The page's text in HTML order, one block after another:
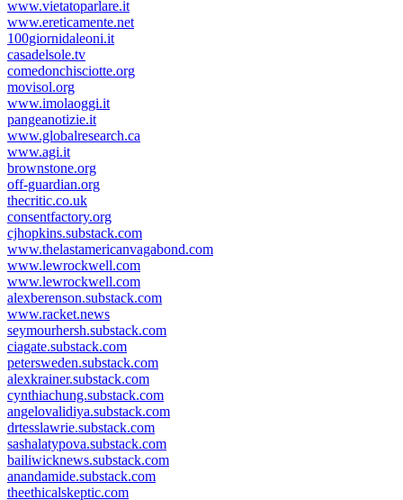
www.vietatoparlare.it
www.ereticamente.net
100giornidaleoni.it
casadelsole.tv
comedonchisciotte.org
movisol.org
www.imolaoggi.it
pangeanotizie.it
www.globalresearch.ca
www.agi.it
brownstone.org
off-guardian.org
thecritic.co.uk
consentfactory.org
cjhopkins.substack.com
www.thelastamericanvagabond.com
www.lewrockwell.com
www.lewrockwell.com
alexberenson.substack.com
www.racket.news
seymourhersh.substack.com
ciagate.substack.com
petersweden.substack.com
alexkrainer.substack.com
cynthiachung.substack.com
angelovalidiya.substack.com
drtesslawrie.substack.com
sashalatypova.substack.com
bailiwicknews.substack.com
anandamide.substack.com
theethicalskeptic.com